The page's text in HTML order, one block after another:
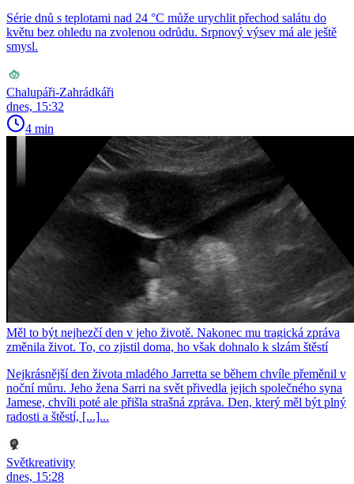
Série dnů s teplotami nad 24 °C může urychlit přechod salátu do
květu bez ohledu na zvolenou odrůdu. Srpnový výsev má ale ještě
smysl.
Chalupáři-Zahrádkáři
dnes, 15:32
4 min
Měl to být nejhezčí den v jeho životě. Nakonec mu tragická zpráva
změnila život. To, co zjistil doma, ho však dohnalo k slzám štěstí
Nejkrásnější den života mladého Jarretta se během chvíle přeměnil v
noční můru. Jeho žena Sarri na svět přivedla jejich společného syna
Jamese, chvíli poté ale přišla strašná zpráva. Den, který měl být plný
radosti a štěstí, [...]...
Světkreativity
dnes, 15:28